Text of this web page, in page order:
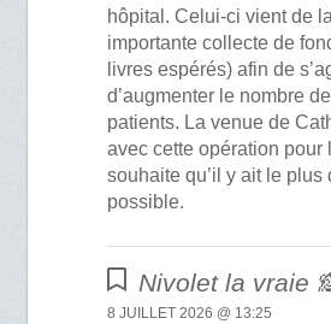
hôpital. Celui-ci vient de
importante collecte de
livres espérés) afin de
d’augmenter le nombre
patients. La venue de
avec cette opération pour
souhaite qu’il y ait le plus
possible.
Nivolet la vraie
8 JUILLET 2026 @ 13:25